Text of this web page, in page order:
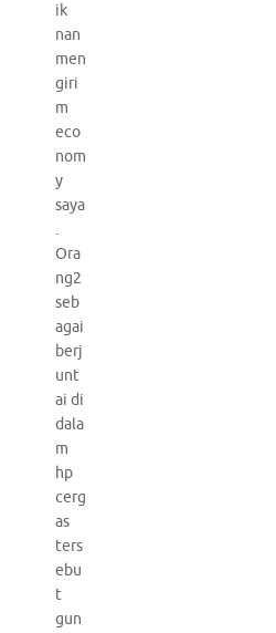
ik
nan
men
giri
m
eco
nom
y
saya
.
Ora
ng2
seb
agai
berj
unt
ai di
dala
m
hp
cerg
as
ters
ebu
t
gun